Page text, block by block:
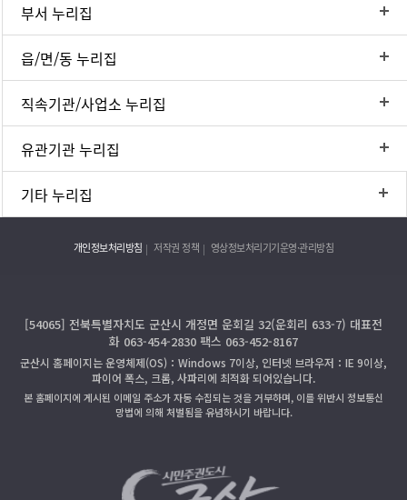
부서 누리집
읍/면/동 누리집
직속기관/사업소 누리집
유관기관 누리집
기타 누리집
개인정보처리방침 저작권 정책 영상정보처리기기운영·관리방침
[54065] 전북특별자치도 군산시 개정면 운회길 32(운회리 633-7) 대표전
화 063-454-2830 팩스 063-452-8167
군산시 홈페이지는 운영체제(OS)：Windows 7이상, 인터넷 브라우저：IE 9이상,
파이어 폭스, 크롬, 사파리에 최적화 되어있습니다.
본 홈페이지에 게시된 이메일 주소가 자동 수집되는 것을 거부하며, 이를 위반시 정보통신
망법에 의해 처벌됨을 유념하시기 바랍니다.